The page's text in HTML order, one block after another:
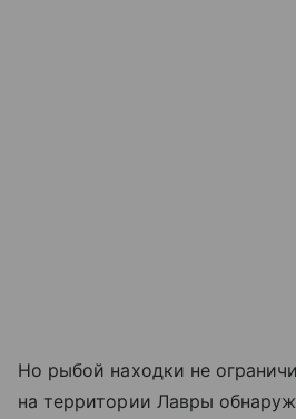
Но рыбой находки не
на территории Лавры